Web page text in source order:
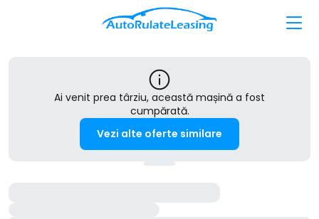
Ai venit prea târziu, această mașină a fost
cumpărată.
Vezi alte oferte similare